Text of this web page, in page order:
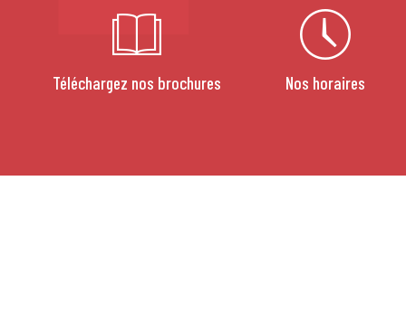
Téléchargez nos brochures Nos horaires